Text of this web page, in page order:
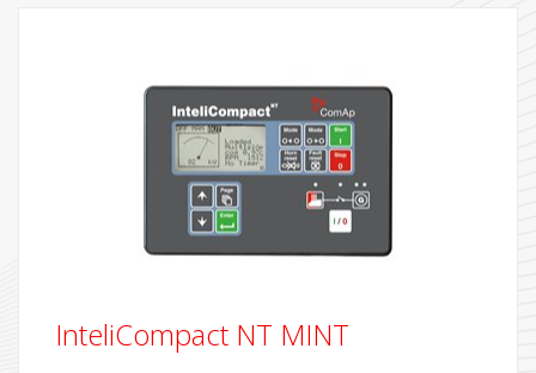
InteliCompact NT MINT